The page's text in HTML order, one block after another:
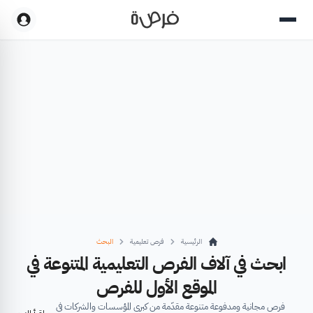
الرئيسية فرص تعليمية البحث
ابحث في آلاف الفرص التعليمية المتنوعة في
الموقع الأول للفرص
فرص مجانية ومدفوعة متنوعة مقدّمة من كبرى المؤسسات والشركات في